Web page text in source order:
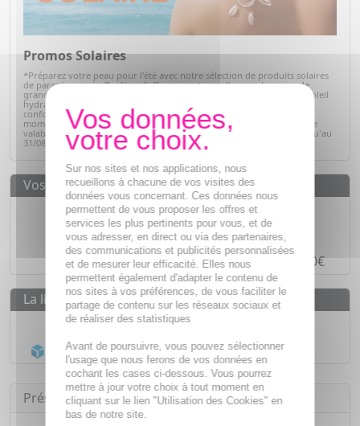
Promos Solaires
*Préparez votre peau pour l'été avec notre sélection de produits solaires
de parapharmacie. Profitez d'offres exceptionnelles sur des soins de
grandes marques : protections solaires pour toute la famille, après-soleil
hydratants et soins adaptés à chaque type de peau. Alliez efficacité,
confort et sécurité tout en bénéficiant de prix avantageux. C'est le
moment idéal pour faire le plein de vos indispensables solaires ! Offre
valable sur articles signalés, dans la limite des stocks disponibles jusqu'au
31/08/2026.Voir la sélection
Vos avantages
Des prixIMBATTABLES
Paiement en ligneSÉCURISÉ
Paiement en4 fois sans fraisà partir de 30€
La livraison
Livraison gratuite dès55€
Acheminement Chronoposten 24h*
Présentation
Sur nos sites et nos applications, nous
recueillons à chacune de vos visites des
données vous concernant. Ces données nous
permettent de vous proposer les offres et
services les plus pertinents pour vous, et de
vous adresser, en direct ou via des partenaires,
des communications et publicités personnalisées
et de mesurer leur efficacité. Elles nous
permettent également d'adapter le contenu de
nos sites à vos préférences, de vous faciliter le
partage de contenu sur les réseaux sociaux et
de réaliser des statistiques
Avant de poursuivre, vous pouvez sélectionner
l'usage que nous ferons de vos données en
cochant les cases ci-dessous. Vous pourrez
mettre à jour votre choix à tout moment en
cliquant sur le lien "Utilisation des Cookies" en
bas de notre site.